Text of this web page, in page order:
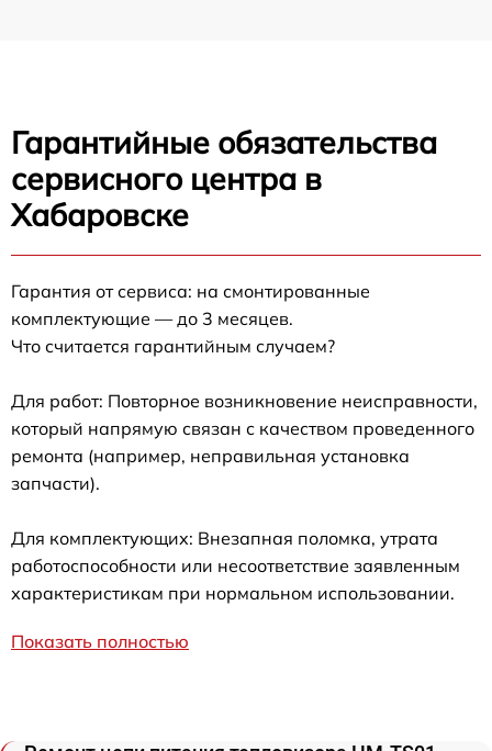
Гарантийные обязательства
сервисного центра в
Хабаровске
Гарантия от сервиса: на смонтированные
комплектующие — до 3 месяцев.
Что считается гарантийным случаем?
Для работ: Повторное возникновение неисправности,
который напрямую связан с качеством проведенного
ремонта (например, неправильная установка
запчасти).
Для комплектующих: Внезапная поломка, утрата
работоспособности или несоответствие заявленным
характеристикам при нормальном использовании.
Показать полностью